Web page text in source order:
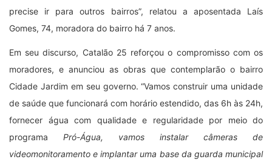
precise ir para outros bairros”, relatou a aposentada Laís
Gomes, 74, moradora do bairro há 7 anos.
Em seu discurso, Catalão 25 reforçou o compromisso com os
moradores, e anunciou as obras que contemplarão o bairro
Cidade Jardim em seu governo. “Vamos construir uma unidade
de saúde que funcionará com horário estendido, das 6h às 24h,
fornecer água com qualidade e regularidade por meio do
programa Pró-Água, vamos instalar câmeras de
videomonitoramento e implantar uma base da guarda municipal